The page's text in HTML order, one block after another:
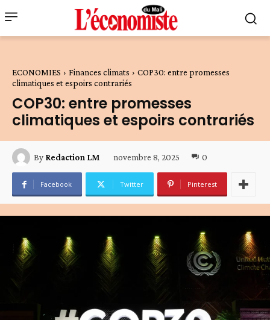
ECONOMIES Finances climats
COP30: entre promesses
climatiques et espoirs contrariés
COP30: entre promesses
climatiques et espoirs contrariés
By Redaction LM novembre 8, 2025 0
Facebook Twitter Pinterest